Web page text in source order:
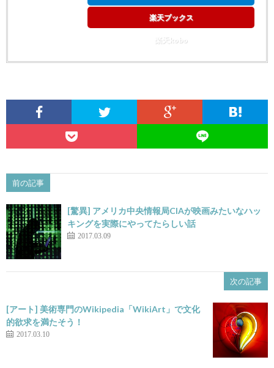
楽天ブックス
楽天kobo
前の記事
[驚異] アメリカ中央情報局CIAが映画みたいなハッ
キングを実際にやってたらしい話
2017.03.09
次の記事
[アート] 美術専門のWikipedia「WikiArt」で文化
的欲求を満たそう！
2017.03.10